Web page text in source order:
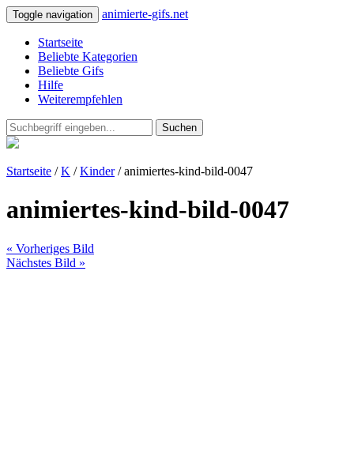
Toggle navigation animierte-gifs.net
Startseite
Beliebte Kategorien
Beliebte Gifs
Hilfe
Weiterempfehlen
Suchen
Startseite /K /Kinder/ animiertes-kind-bild-0047
animiertes-kind-bild-0047
« Vorheriges Bild
Nächstes Bild »